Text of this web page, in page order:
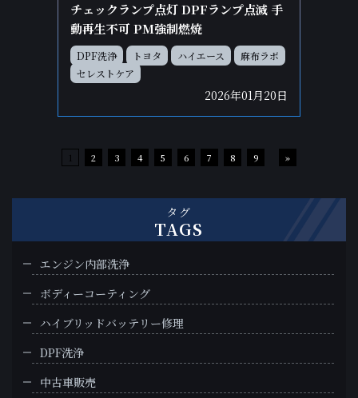
チェックランプ点灯 DPFランプ点滅 手
動再生不可 PM強制燃焼
DPF洗浄 トヨタ ハイエース
麻布ラボ
セレストケア
2026年01月20日
1 2 3 4 5 6 7 8 9 »
タグ
TAGS
エンジン内部洗浄
ボディーコーティング
ハイブリッドバッテリー修理
DPF洗浄
中古車販売